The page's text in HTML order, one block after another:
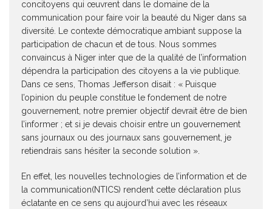
concitoyens qui œuvrent dans le domaine de la
communication pour faire voir la beauté du Niger dans sa
diversité. Le contexte démocratique ambiant suppose la
participation de chacun et de tous. Nous sommes
convaincus à Niger inter que de la qualité de l’information
dépendra la participation des citoyens a la vie publique.
Dans ce sens, Thomas Jefferson disait : « Puisque
l’opinion du peuple constitue le fondement de notre
gouvernement, notre premier objectif devrait être de bien
l’informer ; et si je devais choisir entre un gouvernement
sans journaux ou des journaux sans gouvernement, je
retiendrais sans hésiter la seconde solution ».
En effet, les nouvelles technologies de l’information et de
la communication(NTICS) rendent cette déclaration plus
éclatante en ce sens qu aujourd’hui avec les réseaux